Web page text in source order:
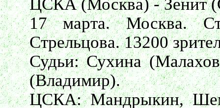
ЦСКА (Москва) - Зенит
17 марта. Москва.
Стрельцова. 13200
Судьи: Сухина
(Владимир).
ЦСКА: Мандрыкин,